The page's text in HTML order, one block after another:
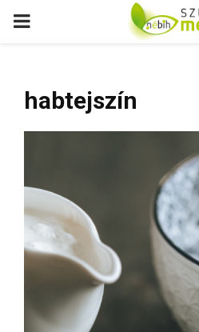
P
A
habtejszín